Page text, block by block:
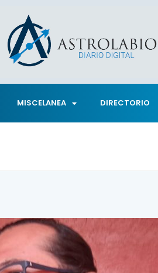
MISCELANEA DIRECTORIO